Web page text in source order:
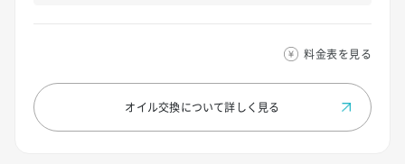
料金表を見る
オイル交換について詳しく見る